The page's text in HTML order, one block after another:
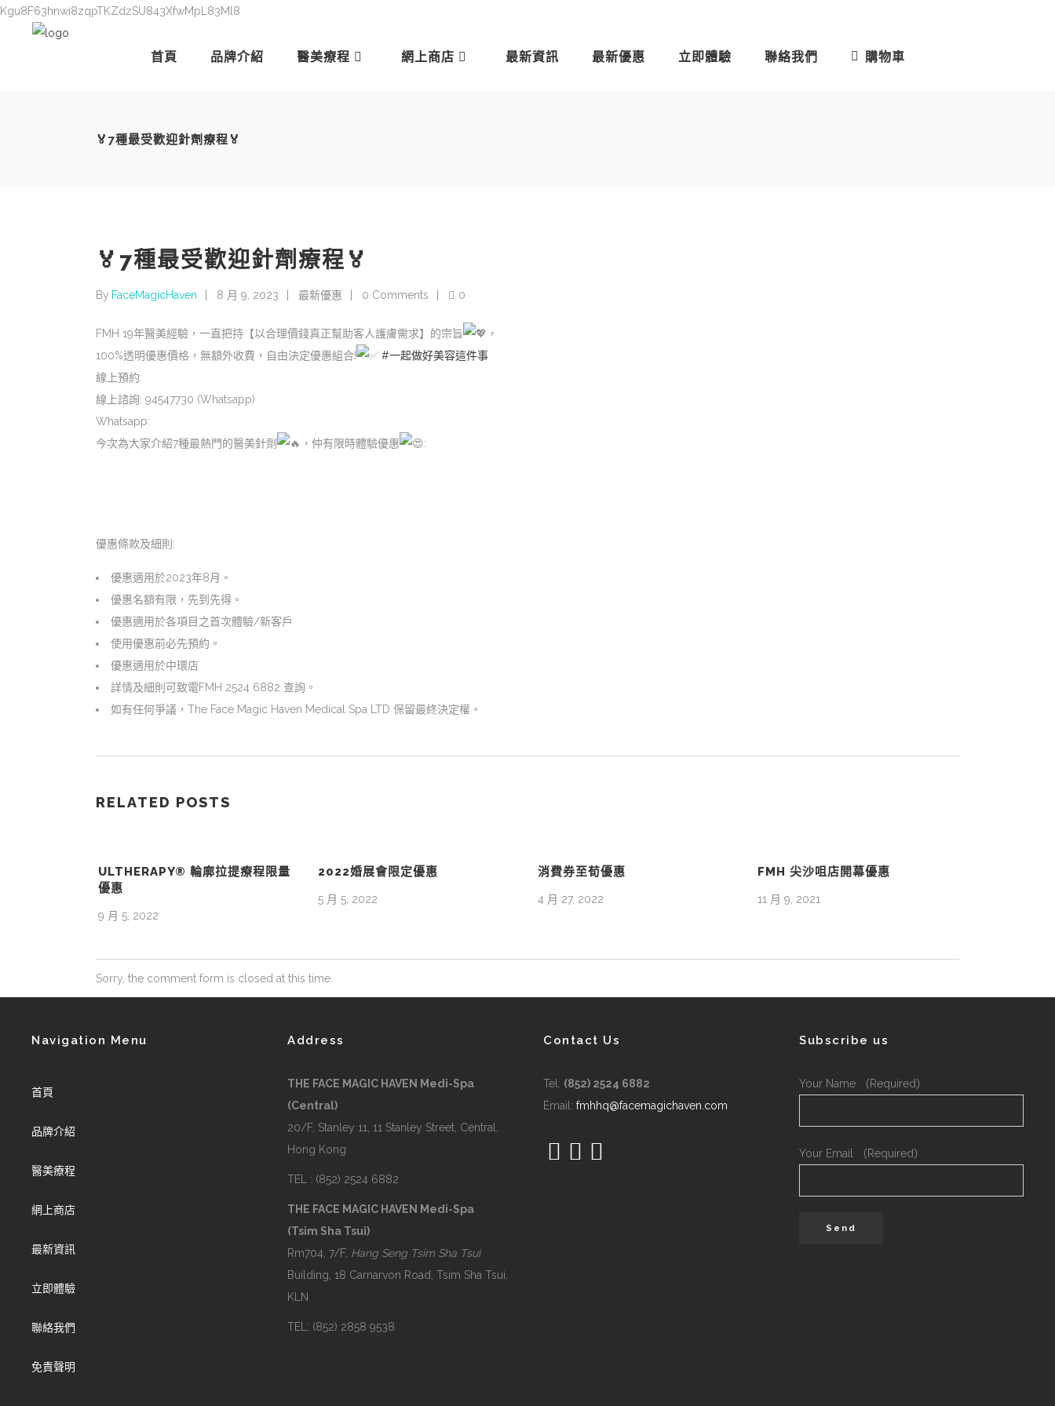
Kgu8F63hnwi8zqpTKZdzSU843XfwMpL83Ml8
首頁 品牌介紹 醫美療程 網上商店 最新資訊 最新優惠 立即體驗 聯絡我們 購物車
🏅7種最受歡迎針劑療程🏅
🏅7種最受歡迎針劑療程🏅
By FaceMagicHaven 8 月 9, 2023 最新優惠 0 Comments 0
FMH 19年醫美經驗，一直把持【以合理價錢真正幫助客人護膚需求】的宗旨
，
100%透明優惠價格，無額外收費，自由決定優惠組合!
#一起做好美容這件事
線上預約:
線上諮詢: 94547730 (Whatsapp)⁡
Whatsapp:
今次為大家介紹7種最熱門的醫美針劑
，仲有限時體驗優惠 :
優惠條款及細則:
優惠適用於2023年8月。
優惠名額有限，先到先得。
優惠適用於各項目之首次體驗/新客戶⁡
使用優惠前必先預約。
優惠適用於中環店
詳情及細則可致電FMH 2524 6882 查詢。
如有任何爭議，The Face Magic Haven Medical Spa LTD 保留最終決定權。
RELATED POSTS
ULTHERAPY® 輪廓拉提療程限量
優惠
9 月 5, 2022
2022婚展會限定優惠
5 月 5, 2022
消費券至荀優惠
4 月 27, 2022
FMH 尖沙咀店開幕優惠
11 月 9, 2021
Sorry, the comment form is closed at this time.
Navigation Menu
首頁
品牌介紹
醫美療程
網上商店
最新資訊
立即體驗
聯絡我們
免責聲明
Address
THE FACE MAGIC HAVEN Medi-Spa
(Central)
20/F, Stanley 11, 11 Stanley Street, Central,
Hong Kong
TEL : (852) 2524 6882
THE FACE MAGIC HAVEN Medi-Spa
(Tsim Sha Tsui)
Rm704, 7/F, Hang Seng Tsim Sha Tsui
Building, 18 Carnarvon Road, Tsim Sha Tsui,
KLN
TEL: (852) 2858 9538
Contact Us
Tel: (852) 2524 6882
Email: fmhhq@facemagichaven.com
Subscribe us
Your Name （Required）
Your Email （Required）